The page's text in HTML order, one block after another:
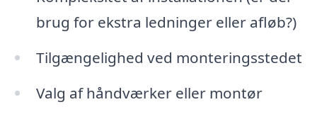
brug for ekstra ledninger eller afløb?)
Tilgængelighed ved monteringsstedet
Valg af håndværker eller montør